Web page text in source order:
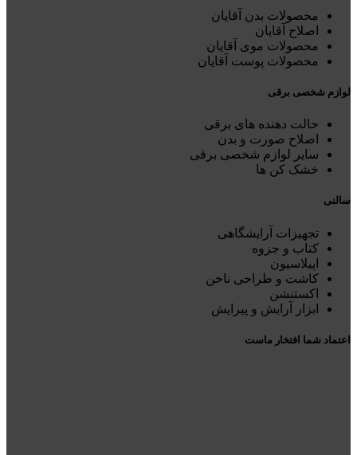
محصولات بدن آقایان
اصلاح آقایان
محصولات موی آقایان
محصولات پوست آقایان
لوازم شخصی برقی
حالت دهنده های برقی
اصلاح صورت و بدن
سایر لوازم شخصی برقی
خشک کن ها
سالنی
تجهیزات آرایشگاهی
کتاب و جزوه
اپیلاسیون
کاشت و طراحی ناخن
اکستنشن
ابزار آرایش و پیرایش
اعتماد شما افتخار ماست